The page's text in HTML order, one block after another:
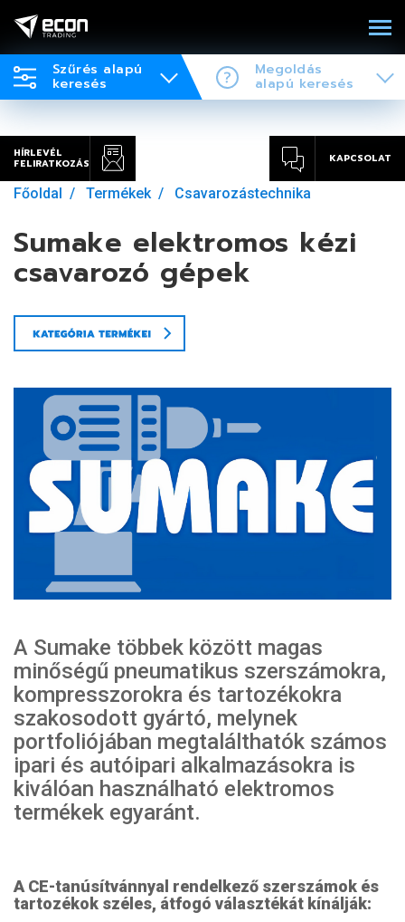
Szűrés alapú
keresés
Megoldás
alapú keresés
HÍRLEVÉL
FELIRATKOZÁS
KAPCSOLAT
Főoldal Termékek Csavarozástechnika
Sumake elektromos kézi
csavarozó gépek
A Sumake többek között magas
minőségű pneumatikus szerszámokra,
kompresszorokra és tartozékokra
szakosodott gyártó, melynek
portfoliójában megtalálthatók számos
ipari és autóipari alkalmazásokra is
kiválóan használható elektromos
termékek egyaránt.
A CE-tanúsítvánnyal rendelkező szerszámok és
tartozékok széles, átfogó választékát kínálják: